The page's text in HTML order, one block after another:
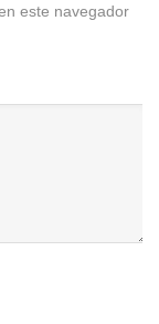
este navegador